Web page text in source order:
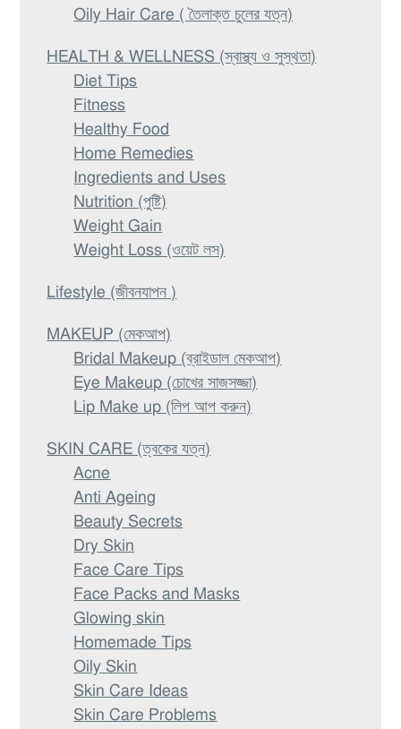
Oily Hair Care ( তৈলাক্ত চুলের যত্ন)
HEALTH & WELLNESS (স্বাস্থ্য ও সুস্থতা)
Diet Tips
Fitness
Healthy Food
Home Remedies
Ingredients and Uses
Nutrition (পুষ্টি)
Weight Gain
Weight Loss (ওয়েট লস)
Lifestyle (জীবনযাপন )
MAKEUP (মেকআপ)
Bridal Makeup (ব্রাইডাল মেকআপ)
Eye Makeup (চোখের সাজসজ্জা)
Lip Make up (লিপ আপ করুন)
SKIN CARE (ত্বকের যত্ন)
Acne
Anti Ageing
Beauty Secrets
Dry Skin
Face Care Tips
Face Packs and Masks
Glowing skin
Homemade Tips
Oily Skin
Skin Care Ideas
Skin Care Problems